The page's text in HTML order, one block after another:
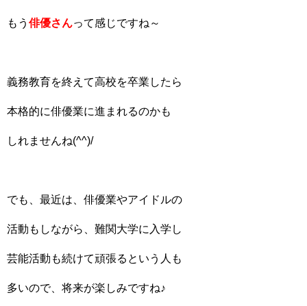
もう 俳優さんって感じですね～
義務教育を終えて高校を卒業したら
本格的に俳優業に進まれるのかも
しれませんね(^^)/
でも、最近は、俳優業やアイドルの
活動もしながら、難関大学に入学し
芸能活動も続けて頑張るという人も
多いので、将来が楽しみですね♪